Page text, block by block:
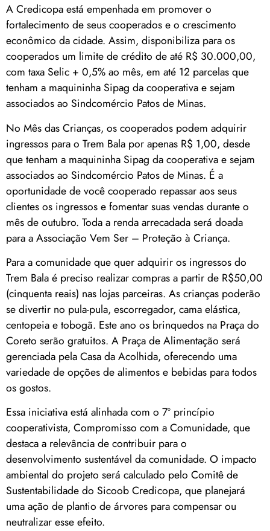
A Credicopa está empenhada em promover o
fortalecimento de seus cooperados e o crescimento
econômico da cidade. Assim, disponibiliza para os
cooperados um limite de crédito de até R$ 30.000,00,
com taxa Selic + 0,5% ao mês, em até 12 parcelas que
tenham a maquininha Sipag da cooperativa e sejam
associados ao Sindcomércio Patos de Minas.
No Mês das Crianças, os cooperados podem adquirir
ingressos para o Trem Bala por apenas R$ 1,00, desde
que tenham a maquininha Sipag da cooperativa e sejam
associados ao Sindcomércio Patos de Minas. É a
oportunidade de você cooperado repassar aos seus
clientes os ingressos e fomentar suas vendas durante o
mês de outubro. Toda a renda arrecadada será doada
para a Associação Vem Ser – Proteção à Criança.
Para a comunidade que quer adquirir os ingressos do
Trem Bala é preciso realizar compras a partir de R$50,00
(cinquenta reais) nas lojas parceiras. As crianças poderão
se divertir no pula-pula, escorregador, cama elástica,
centopeia e tobogã. Este ano os brinquedos na Praça do
Coreto serão gratuitos. A Praça de Alimentação será
gerenciada pela Casa da Acolhida, oferecendo uma
variedade de opções de alimentos e bebidas para todos
os gostos.
Essa iniciativa está alinhada com o 7º princípio
cooperativista, Compromisso com a Comunidade, que
destaca a relevância de contribuir para o
desenvolvimento sustentável da comunidade. O impacto
ambiental do projeto será calculado pelo Comitê de
Sustentabilidade do Sicoob Credicopa, que planejará
uma ação de plantio de árvores para compensar ou
neutralizar esse efeito.